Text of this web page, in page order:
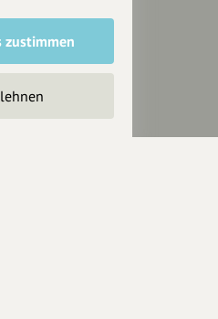
zustimmen